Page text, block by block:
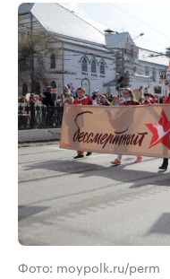
Фото: moypolk.ru/perm